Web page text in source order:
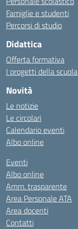
Famiglie e studenti
Percorsi di studio
Didattica
Offerta formativa
I progetti della scuola
Novità
Le notizie
Le circolari
Calendario eventi
Albo online
Eventi
Albo online
Amm. trasparente
Area Personale ATA
Area docenti
Contatti